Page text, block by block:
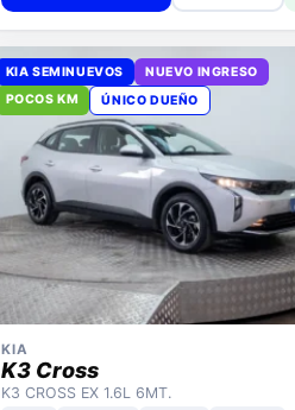
KIA SEMINUEVOS
NUEVO INGRESO
POCOS KM
ÚNICO DUEÑO
KIA
K3 Cross
K3 CROSS EX 1.6L 6MT.